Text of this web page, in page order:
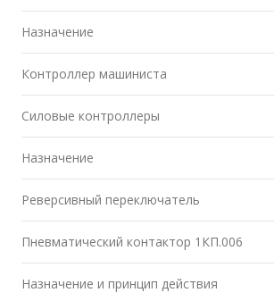
Назначение
Контроллер машиниста
Силовые контроллеры
Назначение
Реверсивный переключатель
Пневматический контактор 1КП.006
Назначение и принцип действия